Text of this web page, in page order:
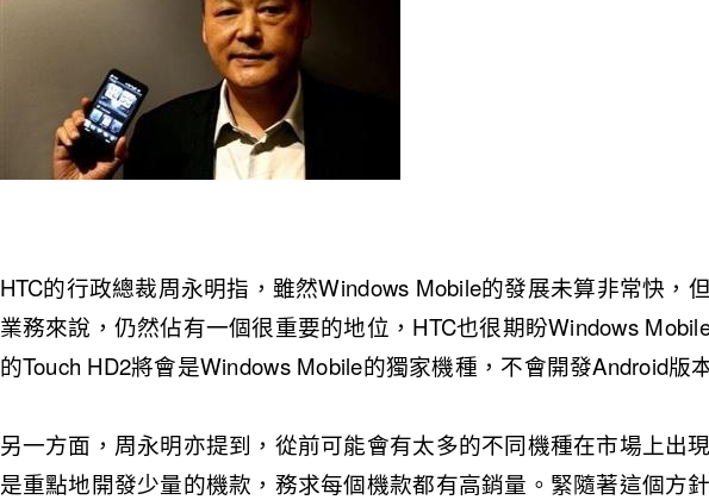
HTC的行政總裁周永明指，雖然Windows Mobile的發展未算非常快，
業務來說，仍然佔有一個很重要的地位，HTC也很期盼Windows
的Touch HD2將會是Windows Mobile的獨家機種，不會開發Android版
另一方面，周永明亦提到，從前可能會有太多的不同機種在市場上出
是重點地開發少量的機款，務求每個機款都有高銷量。緊隨著這個方